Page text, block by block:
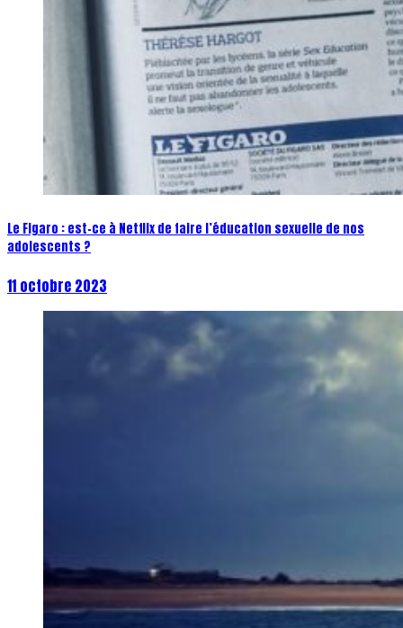
Le Figaro : est-ce à Netflix de faire l’éducation sexuelle de nos
adolescents ?
11 octobre 2023